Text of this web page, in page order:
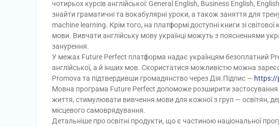
чотирьох курсів англійської: General English, Business English,
знайти граматичні та вокабулярні уроки, а також заняття для
machine learning. Крім того, на платформі доступні книги зі світової
мови. Вивчати англійську мову українці можуть з поясненнями
занурення.
У межах Future Perfect платформа надає українцям безоплатний
англійської, а й інших мов. Скористатися можливістю можна
Promova та підтвердивши громадянство через Дія.Підпис — https://
Мовна програма Future Perfect допоможе розширити застосування
життя, стимулювати вивчення мови для кожної з груп — освітян,
місцевого самоврядування.
Детальніше про освітні продукти, що є частиною національної